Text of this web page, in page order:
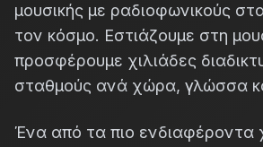
μουσικής με ραδιοφωνικούς
τον κόσμο. Εστιάζουμε στη
προσφέρουμε χιλιάδες
σταθμούς ανά χώρα, γλώσσα
Ένα από τα πιο ενδιαφέροντα